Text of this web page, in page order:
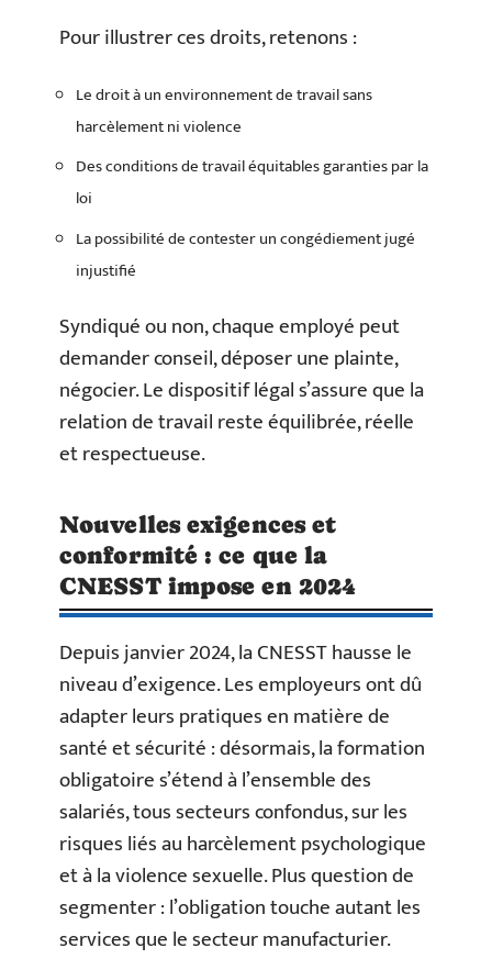
Pour illustrer ces droits, retenons :
Le droit à un environnement de travail sans
harcèlement ni violence
Des conditions de travail équitables garanties par la
loi
La possibilité de contester un congédiement jugé
injustifié
Syndiqué ou non, chaque employé peut
demander conseil, déposer une plainte,
négocier. Le dispositif légal s’assure que la
relation de travail reste équilibrée, réelle
et respectueuse.
Nouvelles exigences et
conformité : ce que la
CNESST impose en 2024
Depuis janvier 2024, la CNESST hausse le
niveau d’exigence. Les employeurs ont dû
adapter leurs pratiques en matière de
santé et sécurité : désormais, la formation
obligatoire s’étend à l’ensemble des
salariés, tous secteurs confondus, sur les
risques liés au harcèlement psychologique
et à la violence sexuelle. Plus question de
segmenter : l’obligation touche autant les
services que le secteur manufacturier.